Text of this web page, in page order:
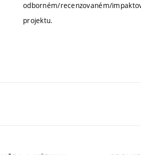
odborném/recenzovaném/
projektu.